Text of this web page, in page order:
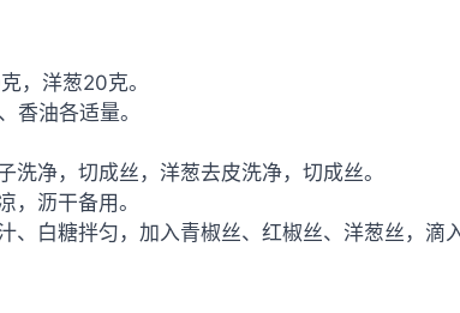
，洋葱20克。
香油各适量。
净，切成丝，洋葱去皮洗净，切成丝。
沥干备用。
白糖拌匀，加入青椒丝、红椒丝、洋葱丝，滴